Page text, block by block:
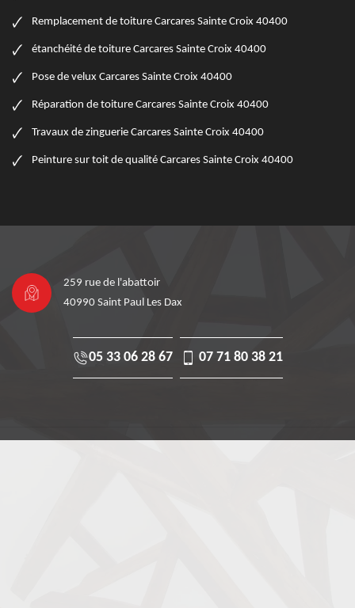
Remplacement de toiture Carcares Sainte Croix 40400
étanchéité de toiture Carcares Sainte Croix 40400
Pose de velux Carcares Sainte Croix 40400
Réparation de toiture Carcares Sainte Croix 40400
Travaux de zinguerie Carcares Sainte Croix 40400
Peinture sur toit de qualité Carcares Sainte Croix 40400
259 rue de l'abattoir
40990 Saint Paul Les Dax
05 33 06 28 67 07 71 80 38 21